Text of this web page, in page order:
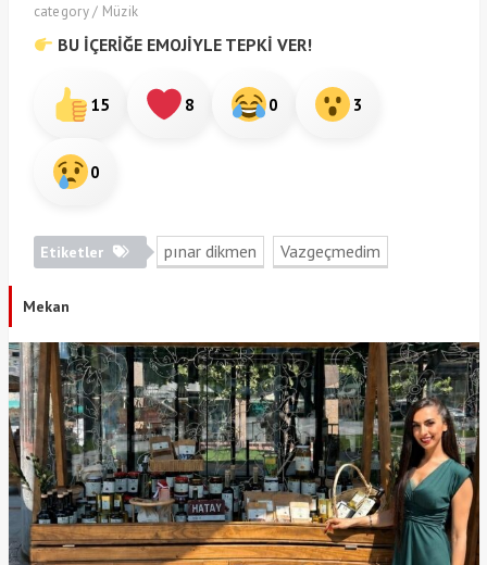
category / Müzik
BU İÇERİĞE EMOJİYLE TEPKİ VER!
15 8 0 3
0
Etiketler pınar dikmen Vazgeçmedim
Mekan